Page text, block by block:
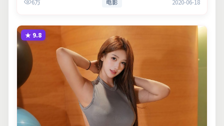
义。6万 电影 2020-06-18
★ 9.8